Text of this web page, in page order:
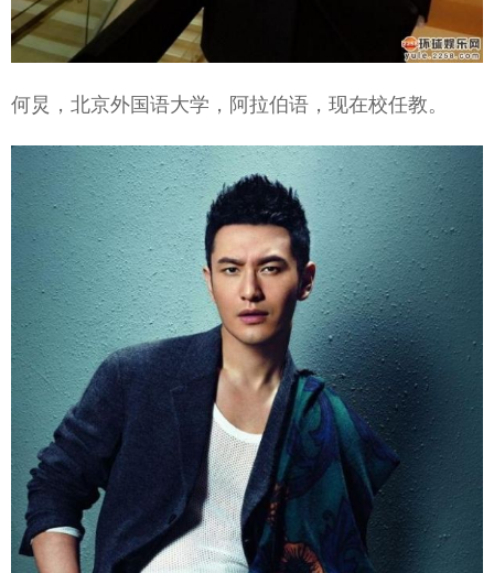
何炅，北京外国语大学，阿拉伯语，现在校任教。